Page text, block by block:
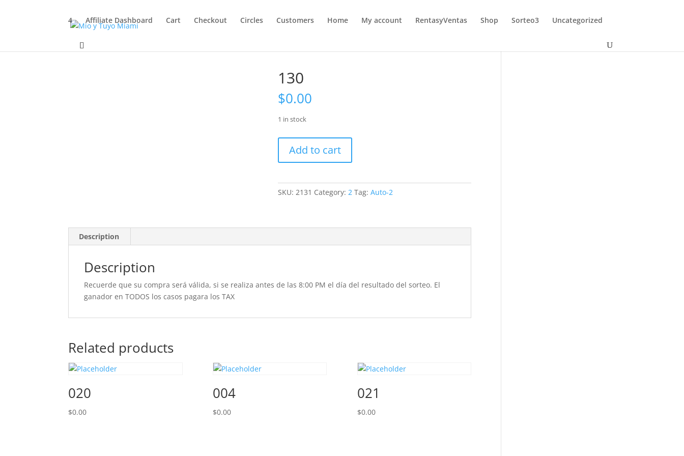
4 Affiliate Dashboard Cart Checkout Circles Customers Home My account RentasyVentas Shop Sorteo3 Uncategorized
130
$0.00
1 in stock
quantity
Add to cart
SKU:2131 Category:2 Tag:Auto-2
Description
Description
Recuerde que su compra será válida, si se realiza antes de las 8:00 PM el día del resultado del sorteo. El
ganador en TODOS los casos pagara los TAX
Related products
020
$0.00
004
$0.00
021
$0.00